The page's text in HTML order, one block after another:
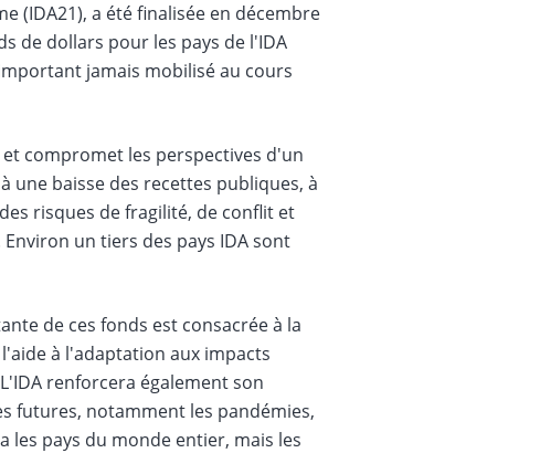
(IDA21), a été finalisée en décembre
de dollars pour les pays de l'IDA
jamais mobilisé au cours
compromet les perspectives d'un
une baisse des recettes publiques, à
risques de fragilité, de conflit et
un tiers des pays IDA sont
de ces fonds est consacrée à la
à l'adaptation aux impacts
renforcera également son
futures, notamment les pandémies,
les pays du monde entier, mais les